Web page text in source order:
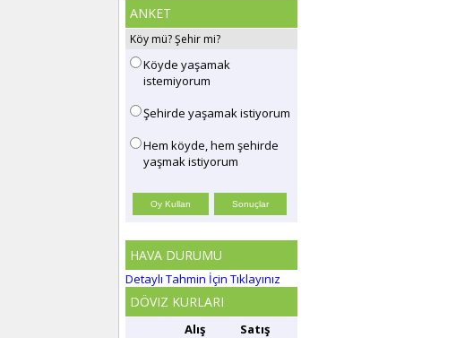
ANKET
Köy mü? Şehir mi?
Köyde yaşamak
istemiyorum
Şehirde yaşamak istiyorum
Hem köyde, hem şehirde
yaşmak istiyorum
HAVA DURUMU
Detaylı Tahmin İçin Tıklayınız
DÖVIZ KURLARI
Alış
Satış